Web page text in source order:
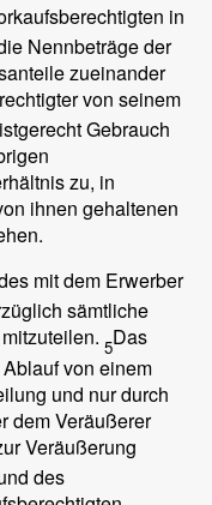
in
Nennbeträge der
zueinander
von seinem
Gebrauch
zu, in
ihnen gehaltenen
mit dem Erwerber
sämtliche
5Das
von einem
und nur durch
dem Veräußerer
Veräußerung
des